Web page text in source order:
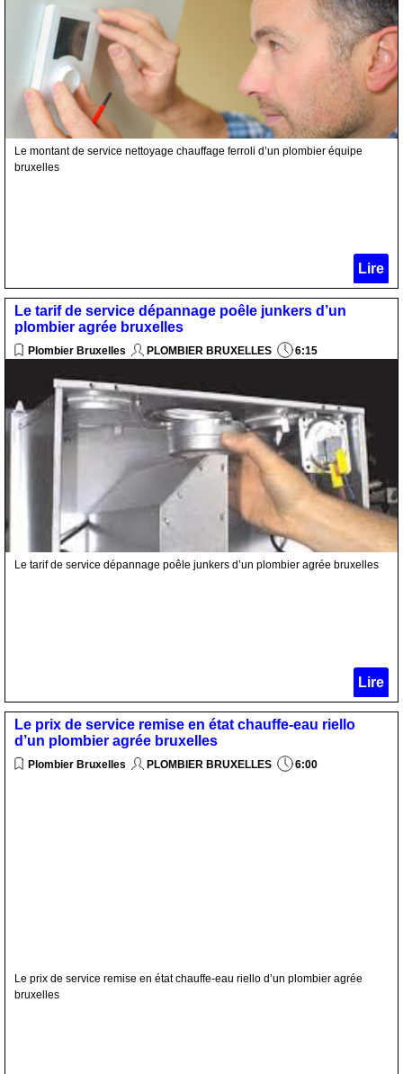
Le montant de service nettoyage chauffage ferroli d’un plombier équipe
bruxelles
Lire
Le tarif de service dépannage poêle junkers d’un
plombier agrée bruxelles
Plombier Bruxelles PLOMBIER BRUXELLES 6:15
Le tarif de service dépannage poêle junkers d’un plombier agrée bruxelles
Lire
Le prix de service remise en état chauffe-eau riello
d’un plombier agrée bruxelles
Plombier Bruxelles PLOMBIER BRUXELLES 6:00
Le prix de service remise en état chauffe-eau riello d’un plombier agrée
bruxelles